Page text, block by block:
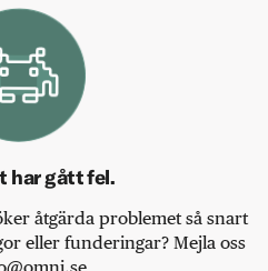
har gått fel.
åtgärda problemet så snart
eller funderingar? Mejla oss